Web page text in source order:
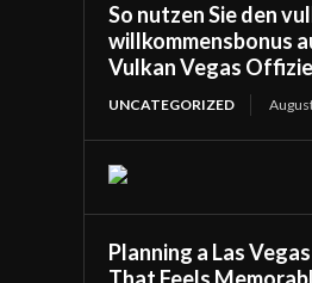
So nutzen Sie den
willkommensbonus
Vulkan Vegas
UNCATEGORIZED
Planning a Las